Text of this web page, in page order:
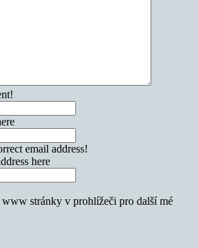
email address!
here
stránky v prohlížeči pro další mé